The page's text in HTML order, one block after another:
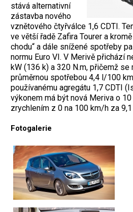
stává alternativní
zástavba nového
vznětového čtyřválce 1,6 CDTI.
ve větší řadě Zafira Tourer a
chodu“ a dále snížené spotřeby
normu Euro VI. V Merivě přichází
kW (136 k) a 320 N.m, přičemž
průměrnou spotřebou 4,4 l/100
používanému agregátu 1,7 CDTI
výkonem má být nová Meriva o
zrychlením z 0 na 100 km/h za
Fotogalerie